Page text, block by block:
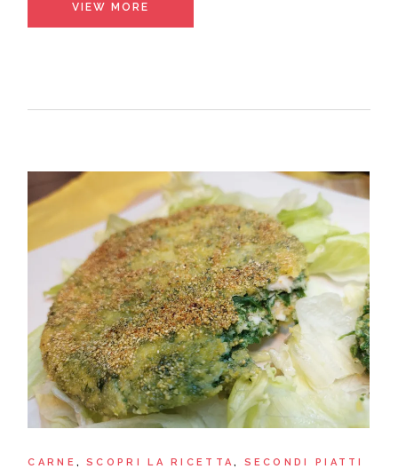
VIEW MORE
CARNE SCOPRI LA RICETTA SECONDI PIATTI